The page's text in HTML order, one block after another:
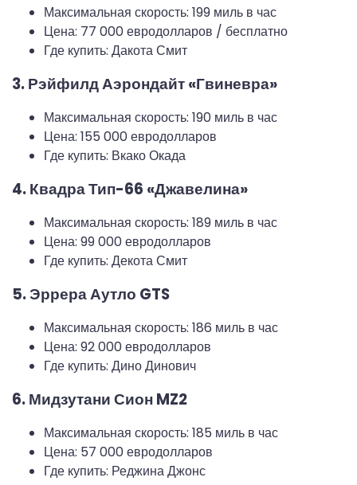
Максимальная скорость: 199 миль в час
Цена: 77 000 евродолларов / бесплатно
Где купить: Дакота Смит
3. Рэйфилд Аэрондайт «Гвиневра»
Максимальная скорость: 190 миль в час
Цена: 155 000 евродолларов
Где купить: Вкако Окада
4. Квадра Тип-66 «Джавелина»
Максимальная скорость: 189 миль в час
Цена: 99 000 евродолларов
Где купить: Декота Смит
5. Эррера Аутло GTS
Максимальная скорость: 186 миль в час
Цена: 92 000 евродолларов
Где купить: Дино Динович
6. Мидзутани Сион MZ2
Максимальная скорость: 185 миль в час
Цена: 57 000 евродолларов
Где купить: Реджина Джонс